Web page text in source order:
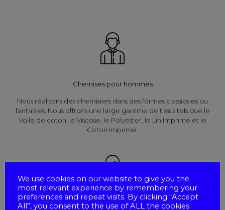
Chemises pour hommes
Nous réalisons des chemisiers dans des formes classiques ou
fantaisies. Nous offrons une large gamme de tissus tels que le
Voile de coton, la Viscose, le Polyester, le Lin Imprimé et le
Coton Imprimé.
Chemises pour femmes
We use cookies on our website to give you the
most relevant experience by remembering your
preferences and repeat visits. By clicking “Accept
All”, you consent to the use of ALL the cookies.